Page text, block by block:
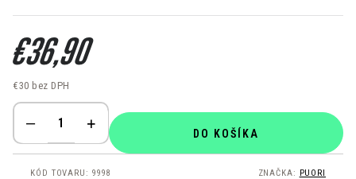
€36,90
€30 bez DPH
Jednotková cena:
DO KOŠÍKA
KÓD TOVARU: 9998 ZNAČKA: PUORI